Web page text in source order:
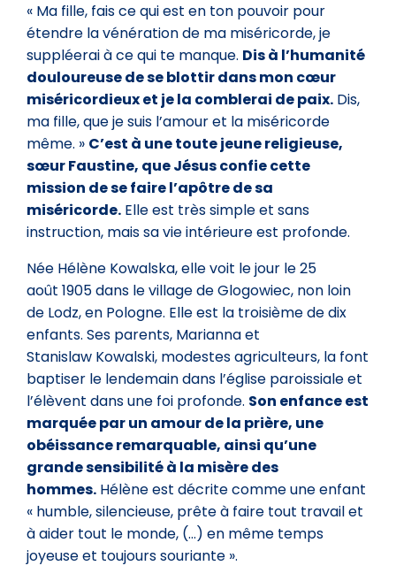
« Ma fille, fais ce qui est en ton pouvoir pour
étendre la vénération de ma miséricorde, je
suppléerai à ce qui te manque. Dis à l’humanité
douloureuse de se blottir dans mon cœur
miséricordieux et je la comblerai de paix. Dis,
ma fille, que je suis l’amour et la miséricorde
même. » C’est à une toute jeune religieuse,
sœur Faustine, que Jésus confie cette
mission de se faire l’apôtre de sa
miséricorde. Elle est très simple et sans
instruction, mais sa vie intérieure est profonde.
Née Hélène Kowalska, elle voit le jour le 25
août 1905 dans le village de Glogowiec, non loin
de Lodz, en Pologne. Elle est la troisième de dix
enfants. Ses parents, Marianna et
Stanislaw Kowalski, modestes agriculteurs, la font
baptiser le lendemain dans l’église paroissiale et
l’élèvent dans une foi profonde. Son enfance est
marquée par un amour de la prière, une
obéissance remarquable, ainsi qu’une
grande sensibilité à la misère des
hommes. Hélène est décrite comme une enfant
« humble, silencieuse, prête à faire tout travail et
à aider tout le monde, (…) en même temps
joyeuse et toujours souriante ».